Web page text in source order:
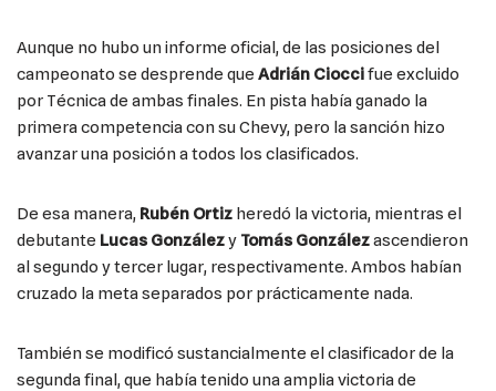
Aunque no hubo un informe oficial, de las posiciones del
campeonato se desprende que Adrián Cioccifue excluido
por Técnica de ambas finales. En pista había ganado la
primera competencia con su Chevy, pero la sanción hizo
avanzar una posición a todos los clasificados.
De esa manera, Rubén Ortiz heredó la victoria, mientras el
debutante Lucas Gonzálezy Tomás Gonzálezascendieron
al segundo y tercer lugar, respectivamente. Ambos habían
cruzado la meta separados por prácticamente nada.
También se modificó sustancialmente el clasificador de la
segunda final, que había tenido una amplia victoria de